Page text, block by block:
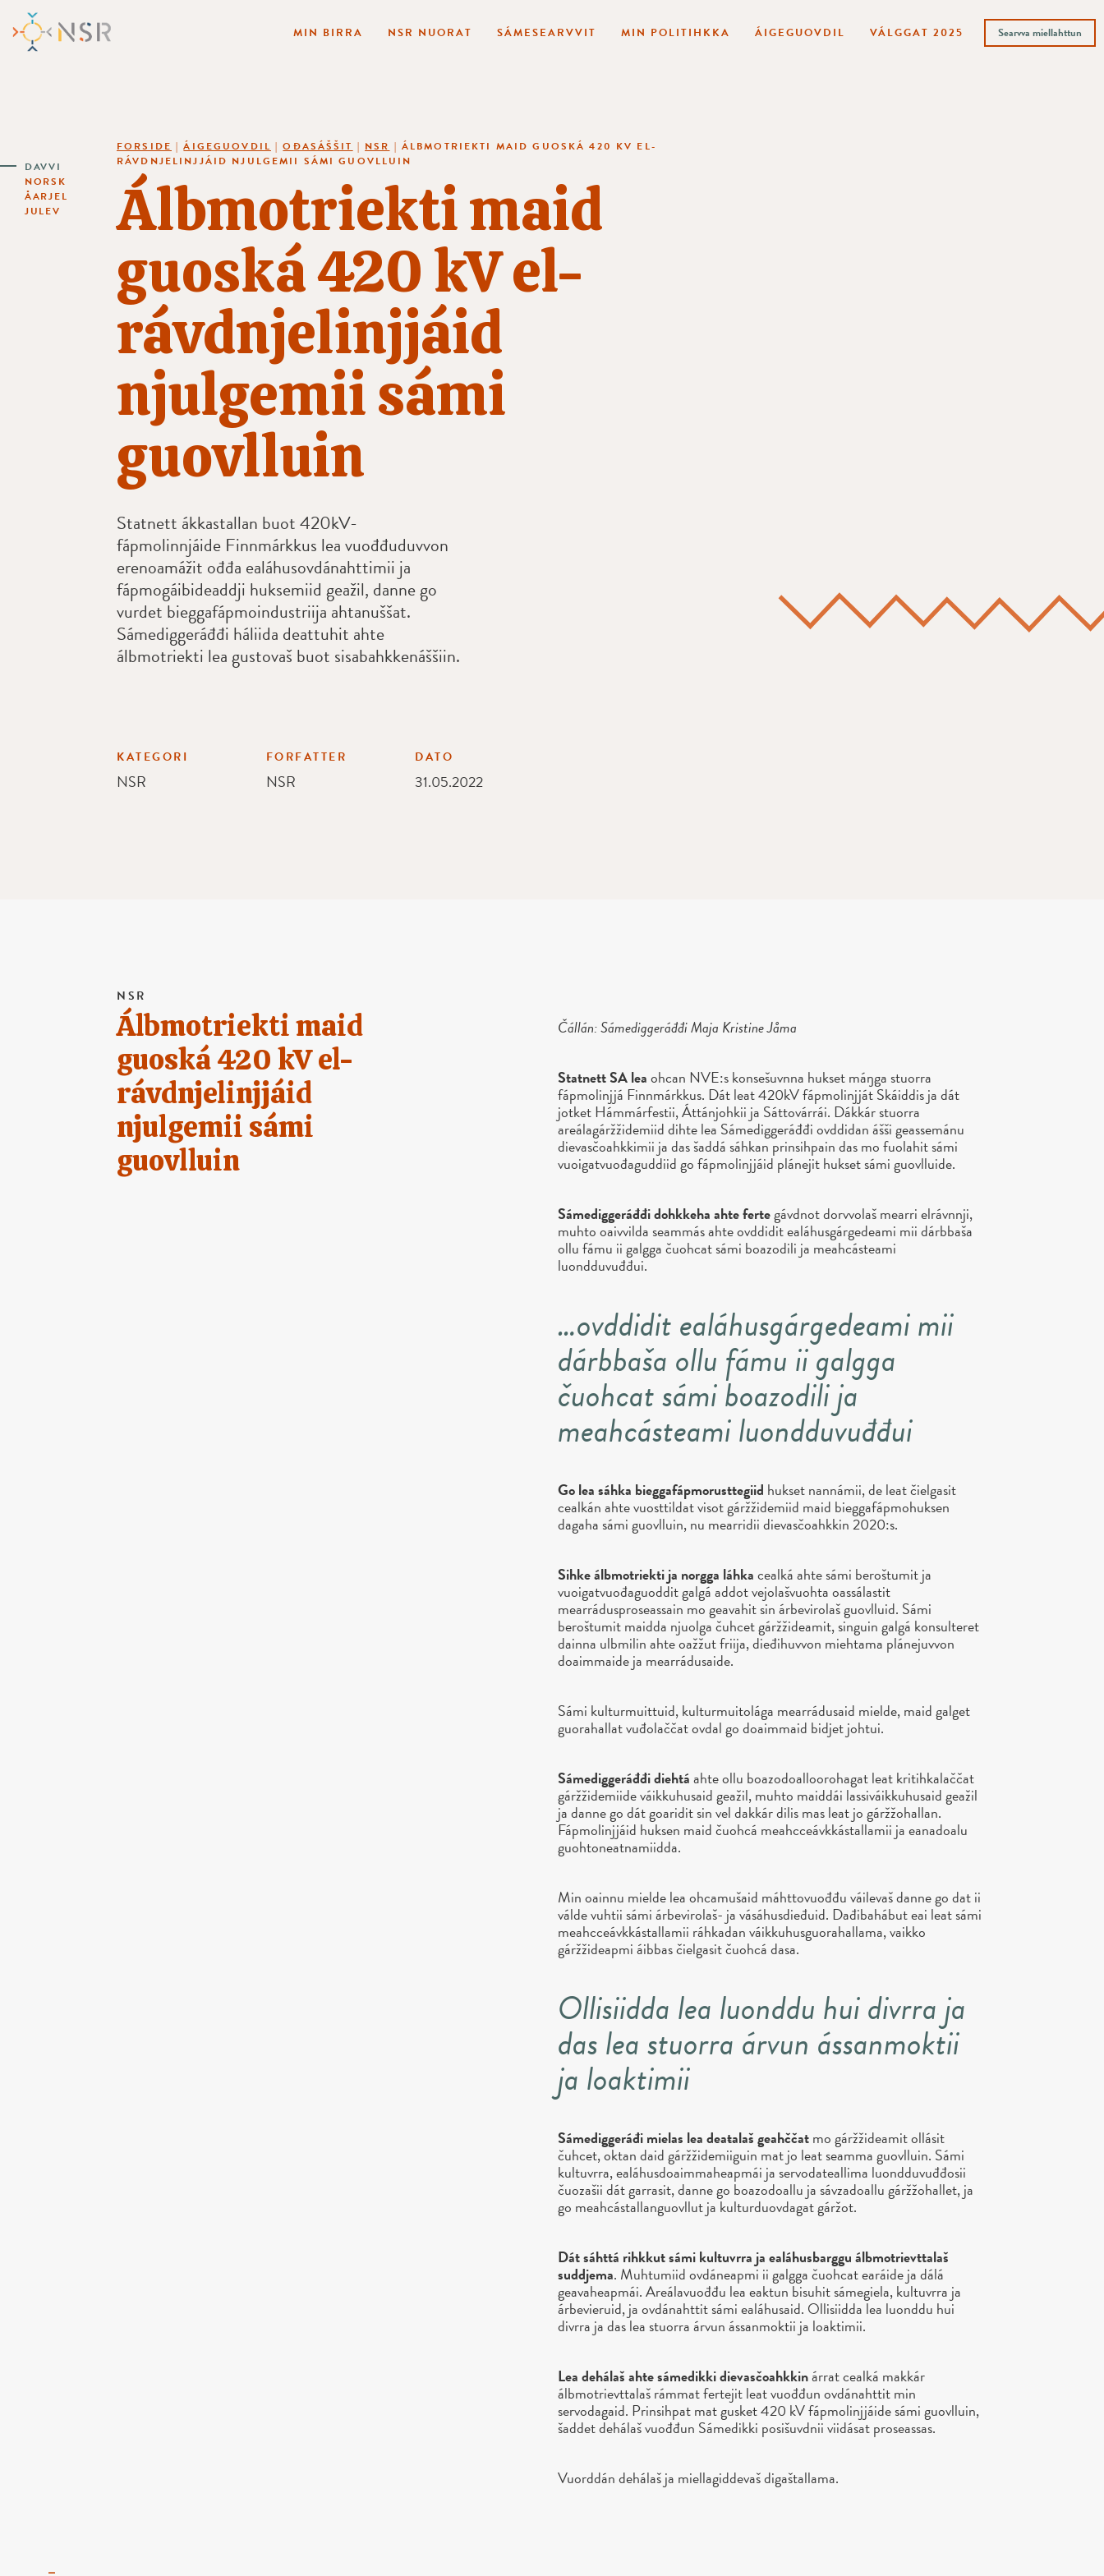
DAVVI
NORSK
ÅARJEL
JULEV
MIN BIRRA NSR NUORAT SÁMESEARVVIT MIN POLITIHKKA ÁIGEGUOVDIL VÁLGGAT 2025 Searvva miellahttun
FORSIDE |ÁIGEGUOVDIL |OĐASÁŠŠIT | NSR | ÁLBMOTRIEKTI MAID GUOSKÁ 420 KV EL-
RÁVDNJELINJJÁID NJULGEMII SÁMI GUOVLLUIN
Álbmotriekti maid
guoská 420 kV el-
rávdnjelinjjáid
njulgemii sámi
guovlluin
Statnett ákkastallan buot 420kV-
fápmolinnjáide Finnmárkkus lea vuođđuduvvon
erenoamážit ođđa ealáhusovdánahttimii ja
fápmogáibideaddji huksemiid geažil, danne go
vurdet bieggafápmoindustriija ahtanuššat.
Sámediggeráđđi háliida deattuhit ahte
álbmotriekti lea gustovaš buot sisabahkkenáššiin.
KATEGORI
NSR
FORFATTER
NSR
DATO
31.05.2022
NSR
Álbmotriekti maid
guoská 420 kV el-
rávdnjelinjjáid
njulgemii sámi
guovlluin
Čállán: Sámediggeráđđi Maja Kristine Jåma
Statnett SA leaohcan NVE:s konsešuvnna hukset máŋga stuorra
fápmolinjjá Finnmárkkus. Dát leat 420kV fápmolinjját Skáiddis ja dát
jotket Hámmárfestii, Áttánjohkii ja Sáttovárrái. Dákkár stuorra
areálagáržžidemiid dihte lea Sámediggeráđđi ovddidan ášši geassemánu
dievasčoahkkimii ja das šaddá sáhkan prinsihpain das mo fuolahit sámi
vuoigatvuođaguddiid go fápmolinjjáid plánejit hukset sámi guovlluide.
Sámediggeráđđi dohkkeha ahte fertegávdnot dorvvolaš mearri elrávnnji,
muhto oaivvilda seammás ahte ovddidit ealáhusgárgedeami mii dárbbaša
ollu fámu ii galgga čuohcat sámi boazodili ja meahcásteami
luondduvuđđui.
…ovddidit ealáhusgárgedeami mii
dárbbaša ollu fámu ii galgga
čuohcat sámi boazodili ja
meahcásteami luondduvuđđui
Go lea sáhka bieggafápmorusttegiid hukset nannámii, de leat čielgasit
cealkán ahte vuosttildat visot gáržžidemiid maid bieggafápmohuksen
dagaha sámi guovlluin, nu mearridii dievasčoahkkin 2020:s.
Sihke álbmotriekti ja norgga láhkacealká ahte sámi beroštumit ja
vuoigatvuođaguoddit galgá addot vejolašvuohta oassálastit
mearrádusproseassain mo geavahit sin árbevirolaš guovlluid. Sámi
beroštumit maidda njuolga čuhcet gáržžideamit, singuin galgá konsulteret
dainna ulbmilin ahte oažžut friija, dieđihuvvon miehtama plánejuvvon
doaimmaide ja mearrádusaide.
Sámi kulturmuittuid, kulturmuitolága mearrádusaid mielde, maid galget
guorahallat vuđolaččat ovdal go doaimmaid bidjet johtui.
Sámediggeráđđi diehtáahte ollu boazodoalloorohagat leat kritihkalaččat
gáržžidemiide váikkuhusaid geažil, muhto maiddái lassiváikkuhusaid geažil
ja danne go dát goaridit sin vel dakkár dilis mas leat jo gáržžohallan.
Fápmolinjjáid huksen maid čuohcá meahcceávkkástallamii ja eanadoalu
guohtoneatnamiidda.
Min oainnu mielde lea ohcamušaid máhttovuođđu váilevaš danne go dat ii
válde vuhtii sámi árbevirolaš- ja vásáhusdieđuid. Dađibahábut eai leat sámi
meahcceávkkástallamii ráhkadan váikkuhusguorahallama, vaikko
gáržžideapmi áibbas čielgasit čuohcá dasa.
Ollisiidda lea luonddu hui divrra ja
das lea stuorra árvun ássanmoktii
ja loaktimii
Sámediggeráđi mielas lea deaŧalaš geahččatmo gáržžideamit ollásit
čuhcet, oktan daid gáržžidemiiguin mat jo leat seamma guovlluin. Sámi
kultuvrra, ealáhusdoaimmaheapmái ja servodateallima luondduvuđđosii
čuozašii dát garrasit, danne go boazodoallu ja sávzadoallu gáržžohallet, ja
go meahcástallanguovllut ja kulturduovdagat gáržot.
Dát sáhttá rihkkut sámi kultuvrra ja ealáhusbarggu álbmotrievttalaš
suddjema. Muhtumiid ovdáneapmi ii galgga čuohcat earáide ja dálá
geavaheapmái. Areálavuođđu lea eaktun bisuhit sámegiela, kultuvrra ja
árbevieruid, ja ovdánahttit sámi ealáhusaid. Ollisiidda lea luonddu hui
divrra ja das lea stuorra árvun ássanmoktii ja loaktimii.
Lea dehálaš ahte sámedikki dievasčoahkkinárrat cealká makkár
álbmotrievttalaš rámmat fertejit leat vuođđun ovdánahttit min
servodagaid. Prinsihpat mat gusket 420 kV fápmolinjjáide sámi guovlluin,
šaddet dehálaš vuođđun Sámedikki posišuvdnii viidásat proseassas.
Vuorddán dehálaš ja miellagiddevaš digaštallama.